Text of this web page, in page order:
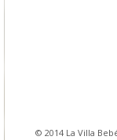
© 2014 La Villa